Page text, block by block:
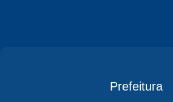
Prefeitura